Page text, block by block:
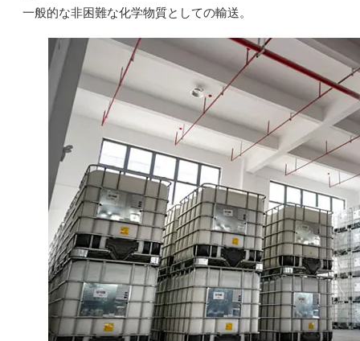
お問い合わせ お問い合わせ
一般的な非困難な化学物質としての輸送。